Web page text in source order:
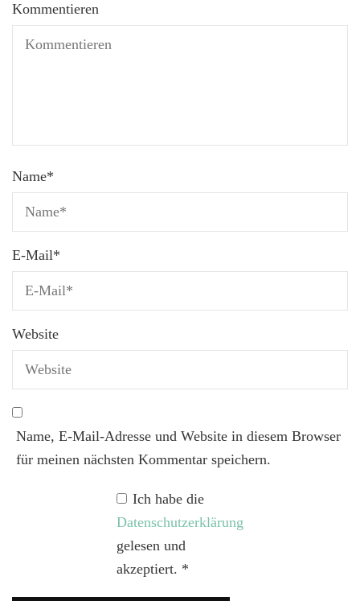
Kommentieren
Name*
E-Mail*
Website
Name, E-Mail-Adresse und Website in diesem Browser
für meinen nächsten Kommentar speichern.
Ich habe die
Datenschutzerklärung
gelesen und
akzeptiert. *